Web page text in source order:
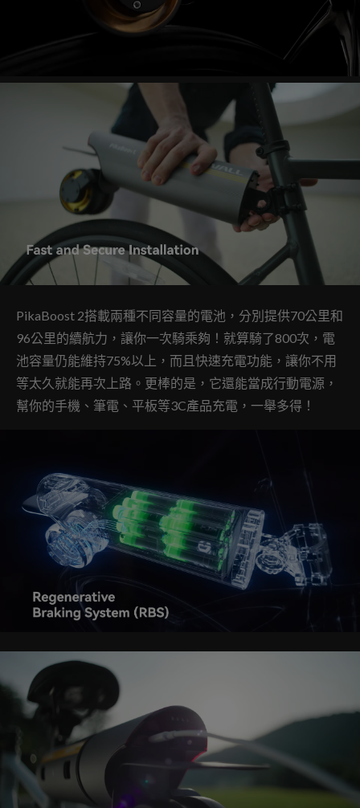
PikaBoost 2搭載兩種不同容量的電池，分別提供70公里和
96公里的續航力，讓你一次騎乘夠！就算騎了800次，電
池容量仍能維持75%以上，而且快速充電功能，讓你不用
等太久就能再次上路。更棒的是，它還能當成行動電源，
幫你的手機、筆電、平板等3C產品充電，一舉多得！